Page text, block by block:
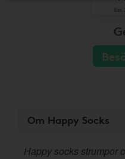
Om Happy Socks
Happy socks strumpor